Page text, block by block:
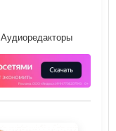
Аудиоредакторы